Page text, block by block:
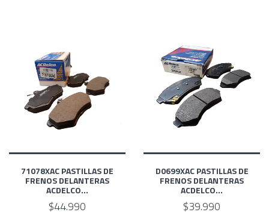
71078XAC PASTILLAS DE
FRENOS DELANTERAS
ACDELCO...
$44.990
D0699XAC PASTILLAS DE
FRENOS DELANTERAS
ACDELCO...
$39.990